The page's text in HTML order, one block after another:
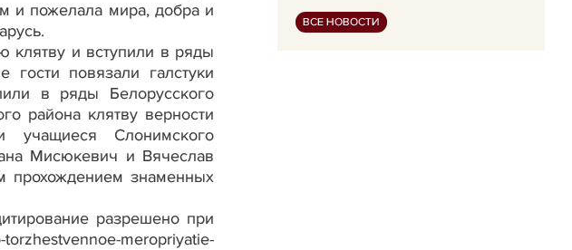
и пожелала мира, добра и
клятву и вступили в ряды
гости повязали галстуки
в ряды Белорусского
района клятву верности
учащиеся Слонимского
Мисюкевич и Вячеслав
прохождением знаменных
разрешено при
meropriyatie-
ВСЕ НОВОСТИ